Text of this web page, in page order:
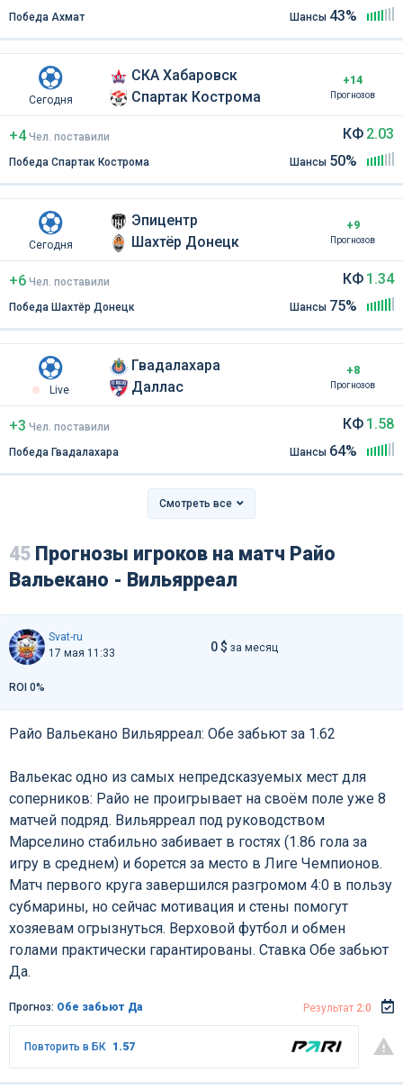
Победа Ахмат Шансы 43%
Сегодня
СКА Хабаровск
Спартак Кострома
+14
Прогнозов
+4 Чел. поставили
Победа Спартак Кострома
КФ 2.03
Шансы 50%
Сегодня
Эпицентр
Шахтёр Донецк
+9
Прогнозов
+6 Чел. поставили
Победа Шахтёр Донецк
КФ 1.34
Шансы 75%
Live
Гвадалахара
Даллас
+8
Прогнозов
+3 Чел. поставили
Победа Гвадалахара
КФ 1.58
Шансы 64%
Смотреть все
45 Прогнозы игроков на матч Райо
Вальекано - Вильярреал
Svat-ru
17 мая 11:33
0 $ за месяц
ROI 0%
Райо Вальекано Вильярреал: Обе забьют за 1.62
Вальекас одно из самых непредсказуемых мест для
соперников: Райо не проигрывает на своём поле уже 8
матчей подряд. Вильярреал под руководством
Марселино стабильно забивает в гостях (1.86 гола за
игру в среднем) и борется за место в Лиге Чемпионов.
Матч первого круга завершился разгромом 4:0 в пользу
субмарины, но сейчас мотивация и стены помогут
хозяевам огрызнуться. Верховой футбол и обмен
голами практически гарантированы. Ставка Обе забьют
Да.
Прогноз: Обе забьют Да Результат 2:0
Повторить в БК 1.57